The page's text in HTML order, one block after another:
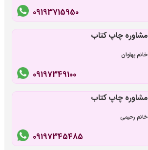
09193715950
مشاوره چاپ کتاب
خانم پهلوان
09197349100
مشاوره چاپ کتاب
خانم رحیمی
09197345485